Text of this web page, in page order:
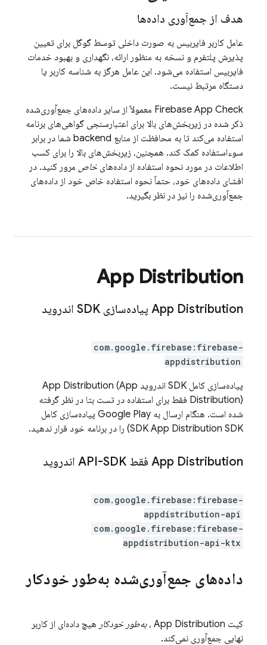
هدف از جمع‌آوری داده‌ها
عامل کاربر فایربیس به صورت داخلی توسط گوگل برای تعیین
پذیرش پلتفرم و نسخه به منظور ارائه، نگهداری و بهبود خدمات
فایربیس استفاده می‌شود. این عامل هرگز به شناسه کاربر یا
دستگاه مرتبط نیست.
Firebase App Check معمولاً از سایر داده‌های جمع‌آوری‌شده
ذکر شده در زیربخش‌های بالا برای اعتبارسنجی گواهی‌های برنامه
استفاده می‌کند تا به محافظت از منابع backend شما در برابر
سوءاستفاده کمک کند. همچنین، زیربخش‌های بالا را برای کسب
اطلاعات در مورد نحوه استفاده از داده‌های خاص مرور کنید. در
افشای داده‌های خود، حتماً نحوه استفاده خاص خود از داده‌های
جمع‌آوری‌شده را نیز در نظر بگیرید.
App Distribution
App Distribution پیاده‌سازی SDK اندروید
com.google.firebase:firebase-
appdistribution
پیاده‌سازی کامل SDK اندروید App Distribution (App
Distribution) فقط برای استفاده در تست بتا در نظر گرفته
شده است. هنگام ارسال به Google Play پیاده‌سازی کامل
SDK App Distribution SDK) را در برنامه خود قرار ندهید.
App Distribution فقط API-SDK اندروید
com.google.firebase:firebase-
appdistribution-api
com.google.firebase:firebase-
appdistribution-api-ktx
داده‌های جمع‌آوری‌شده به‌طور خودکار
کیت App Distribution ،به‌طور خودکار هیچ داده‌ای از کاربر
نهایی جمع‌آوری نمی‌کند.